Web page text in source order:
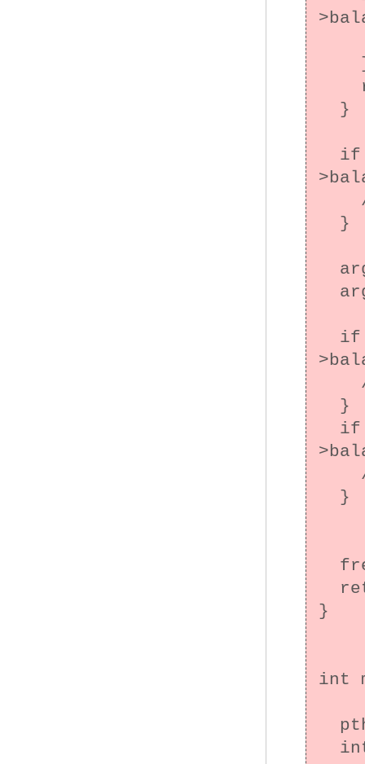
}
int